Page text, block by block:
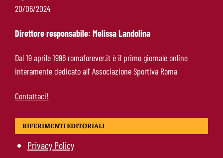
Hermoso, sospiro di sollievo per la Roma:
nessun infortunio dopo il problema alla
caviglia
20/06/2024
Direttore responsabile: Melissa Landolina
Dal 19 aprile 1996 romaforever.it è il primo giornale online
interamente dedicato all’ Associazione Sportiva Roma
Contattaci!
RIFERIMENTI EDITORIALI
Privacy Policy